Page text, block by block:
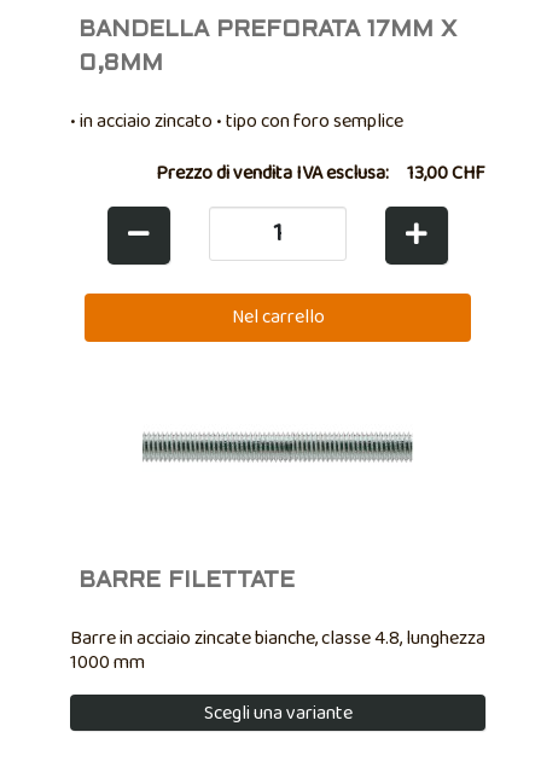
BANDELLA PREFORATA 17MM X
0,8MM
• in acciaio zincato • tipo con foro semplice
Prezzo di vendita IVA esclusa: 13,00 CHF
BARRE FILETTATE
Barre in acciaio zincate bianche, classe 4.8, lunghezza
1000 mm
Scegli una variante